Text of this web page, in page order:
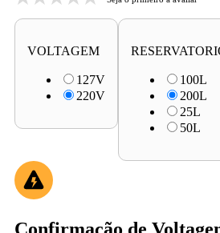
VOLTAGEM
127V
220V
100L
200L
25L
50L